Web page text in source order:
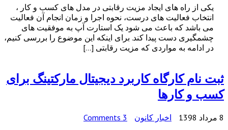
یکی از راه های ایجاد مزیت رقابتی در مدل های کسب و کار ،
انتخاب فعالیت های درست، نحوه اجرا و زمان انجام آن فعالیت
می باشد که باعث می شود یک استارت آپ به موفقیت های
چشمگیری دست پیدا کند. برای اینکه این موضوع را بررسی کنیم،
در ادامه به مواردی که مزیت رقابتی […]
ثبت نام کارگاه کاربرد دیجیتال مارکتینگ برای
کسب و کارها
8 مرداد 1398 اخبار کانون
3 Comments